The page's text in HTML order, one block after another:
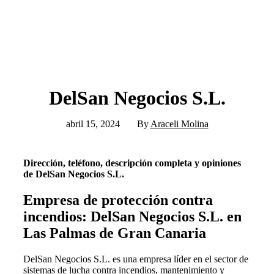
DelSan Negocios S.L.
abril 15, 2024 By Araceli Molina
Dirección, teléfono, descripción completa y opiniones
de DelSan Negocios S.L.
Empresa de protección contra
incendios: DelSan Negocios S.L. en
Las Palmas de Gran Canaria
DelSan Negocios S.L. es una empresa líder en el sector de
sistemas de lucha contra incendios, mantenimiento y